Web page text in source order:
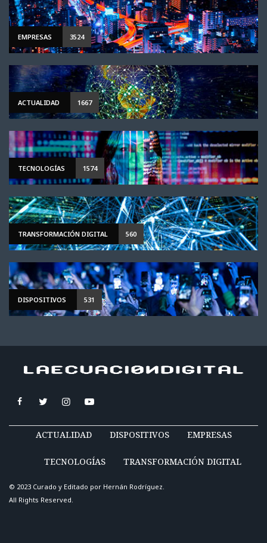
EMPRESAS 3524
ACTUALIDAD 1667
TECNOLOGÍAS 1574
TRANSFORMACIÓN DIGITAL 560
DISPOSITIVOS 531
ACTUALIDAD DISPOSITIVOS EMPRESAS
TECNOLOGÍAS TRANSFORMACIÓN DIGITAL
© 2023 Curado y Editado por Hernán Rodríguez.
All Rights Reserved.